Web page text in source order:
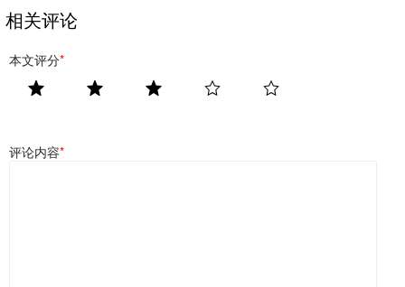
相关评论
本文评分*
评论内容*